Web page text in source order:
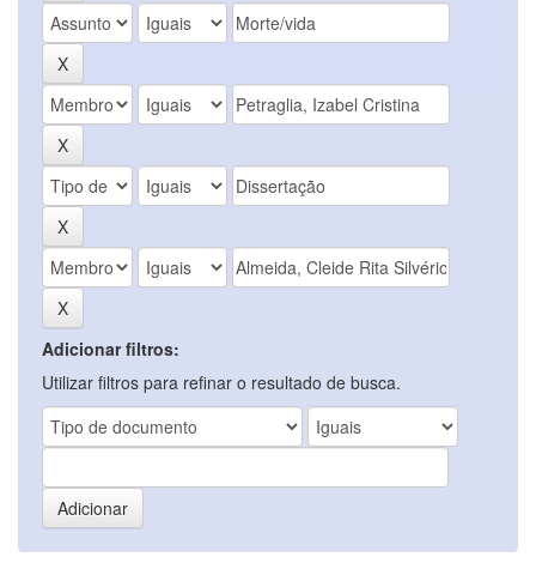
Adicionar filtros:
Utilizar filtros para refinar o resultado de busca.